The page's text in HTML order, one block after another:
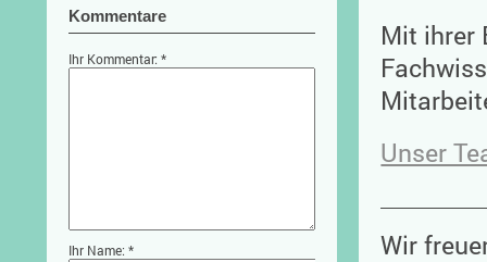
Mit ihrer
Unser
Wir
Kommentare
Ihr Kommentar: *
Ihr Name: *